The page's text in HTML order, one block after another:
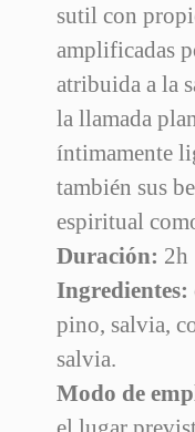
sutil con
amplificadas
atribuida a la
la llamada
íntimamente
también sus
espiritual
Duración: 2h
Ingredientes:
pino, salvia,
salvia.
Modo de